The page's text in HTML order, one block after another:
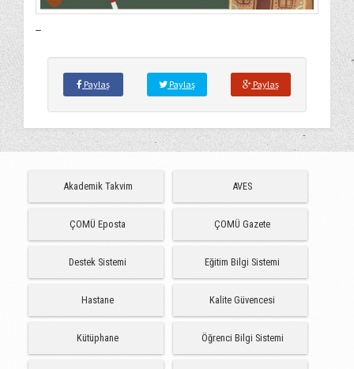
Paylaş Paylaş Paylaş
Akademik Takvim AVES
ÇOMÜ Eposta ÇOMÜ Gazete
Destek Sistemi Eğitim Bilgi Sistemi
Hastane Kalite Güvencesi
Kütüphane Öğrenci Bilgi Sistemi